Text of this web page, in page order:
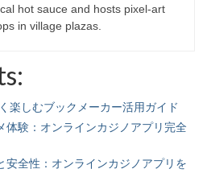
hot sauce and hosts pixel-art
in village plazas.
楽しむブックメーカー活用ガイド
体験：オンラインカジノアプリ完全
安全性：オンラインカジノアプリを